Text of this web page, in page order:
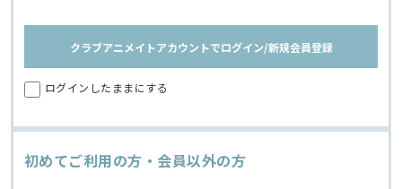
クラブアニメイトアカウントでログイン/新規会員登録
ログインしたままにする
初めてご利用の方・会員以外の方